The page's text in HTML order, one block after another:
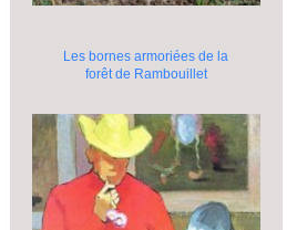
Les bornes armoriées de la
forêt de Rambouillet